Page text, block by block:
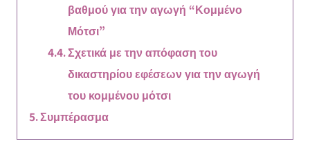
βαθμού για την αγωγή “Κομμένο
Μότσι”
Σχετικά με την απόφαση του
δικαστηρίου εφέσεων για την αγωγή
του κομμένου μότσι
Συμπέρασμα